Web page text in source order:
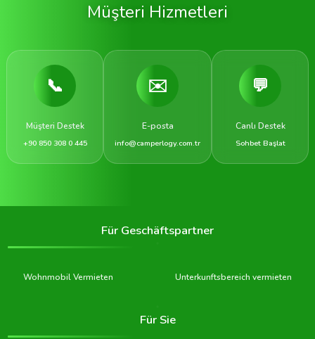
Müşteri Hizmetleri
📞
Müşteri Destek
+90 850 308 0 445
✉️
E-posta
info@camperlogy.com.tr
💬
Canlı Destek
Sohbet Başlat
Für Geschäftspartner
Wohnmobil Vermieten Unterkunftsbereich vermieten
Für Sie